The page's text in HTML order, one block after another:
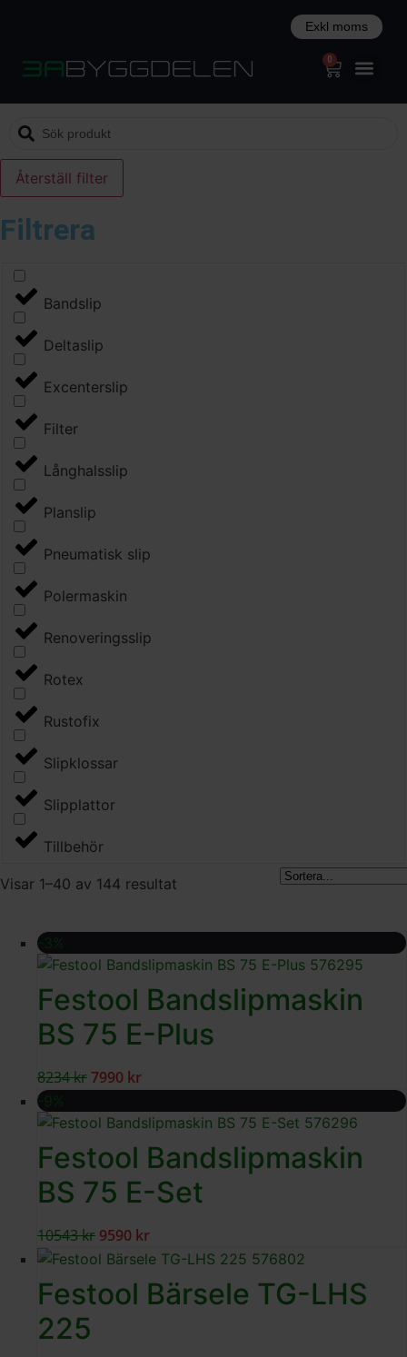
0
Återställ filter
Filtrera
Bandslip
Deltaslip
Excenterslip
Filter
Långhalsslip
Planslip
Pneumatisk slip
Polermaskin
Renoveringsslip
Rotex
Rustofix
Slipklossar
Slipplattor
Tillbehör
Visar 1–40 av 144 resultat
-3%
Festool Bandslipmaskin
BS 75 E-Plus
8234kr 7990 kr
-9%
Festool Bandslipmaskin
BS 75 E-Set
10543kr 9590 kr
Festool Bärsele TG-LHS
225